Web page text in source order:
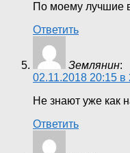
По моему лучшие
Ответить
Землянин:
02.11.2018 20:15 в
Не знают уже как
Ответить